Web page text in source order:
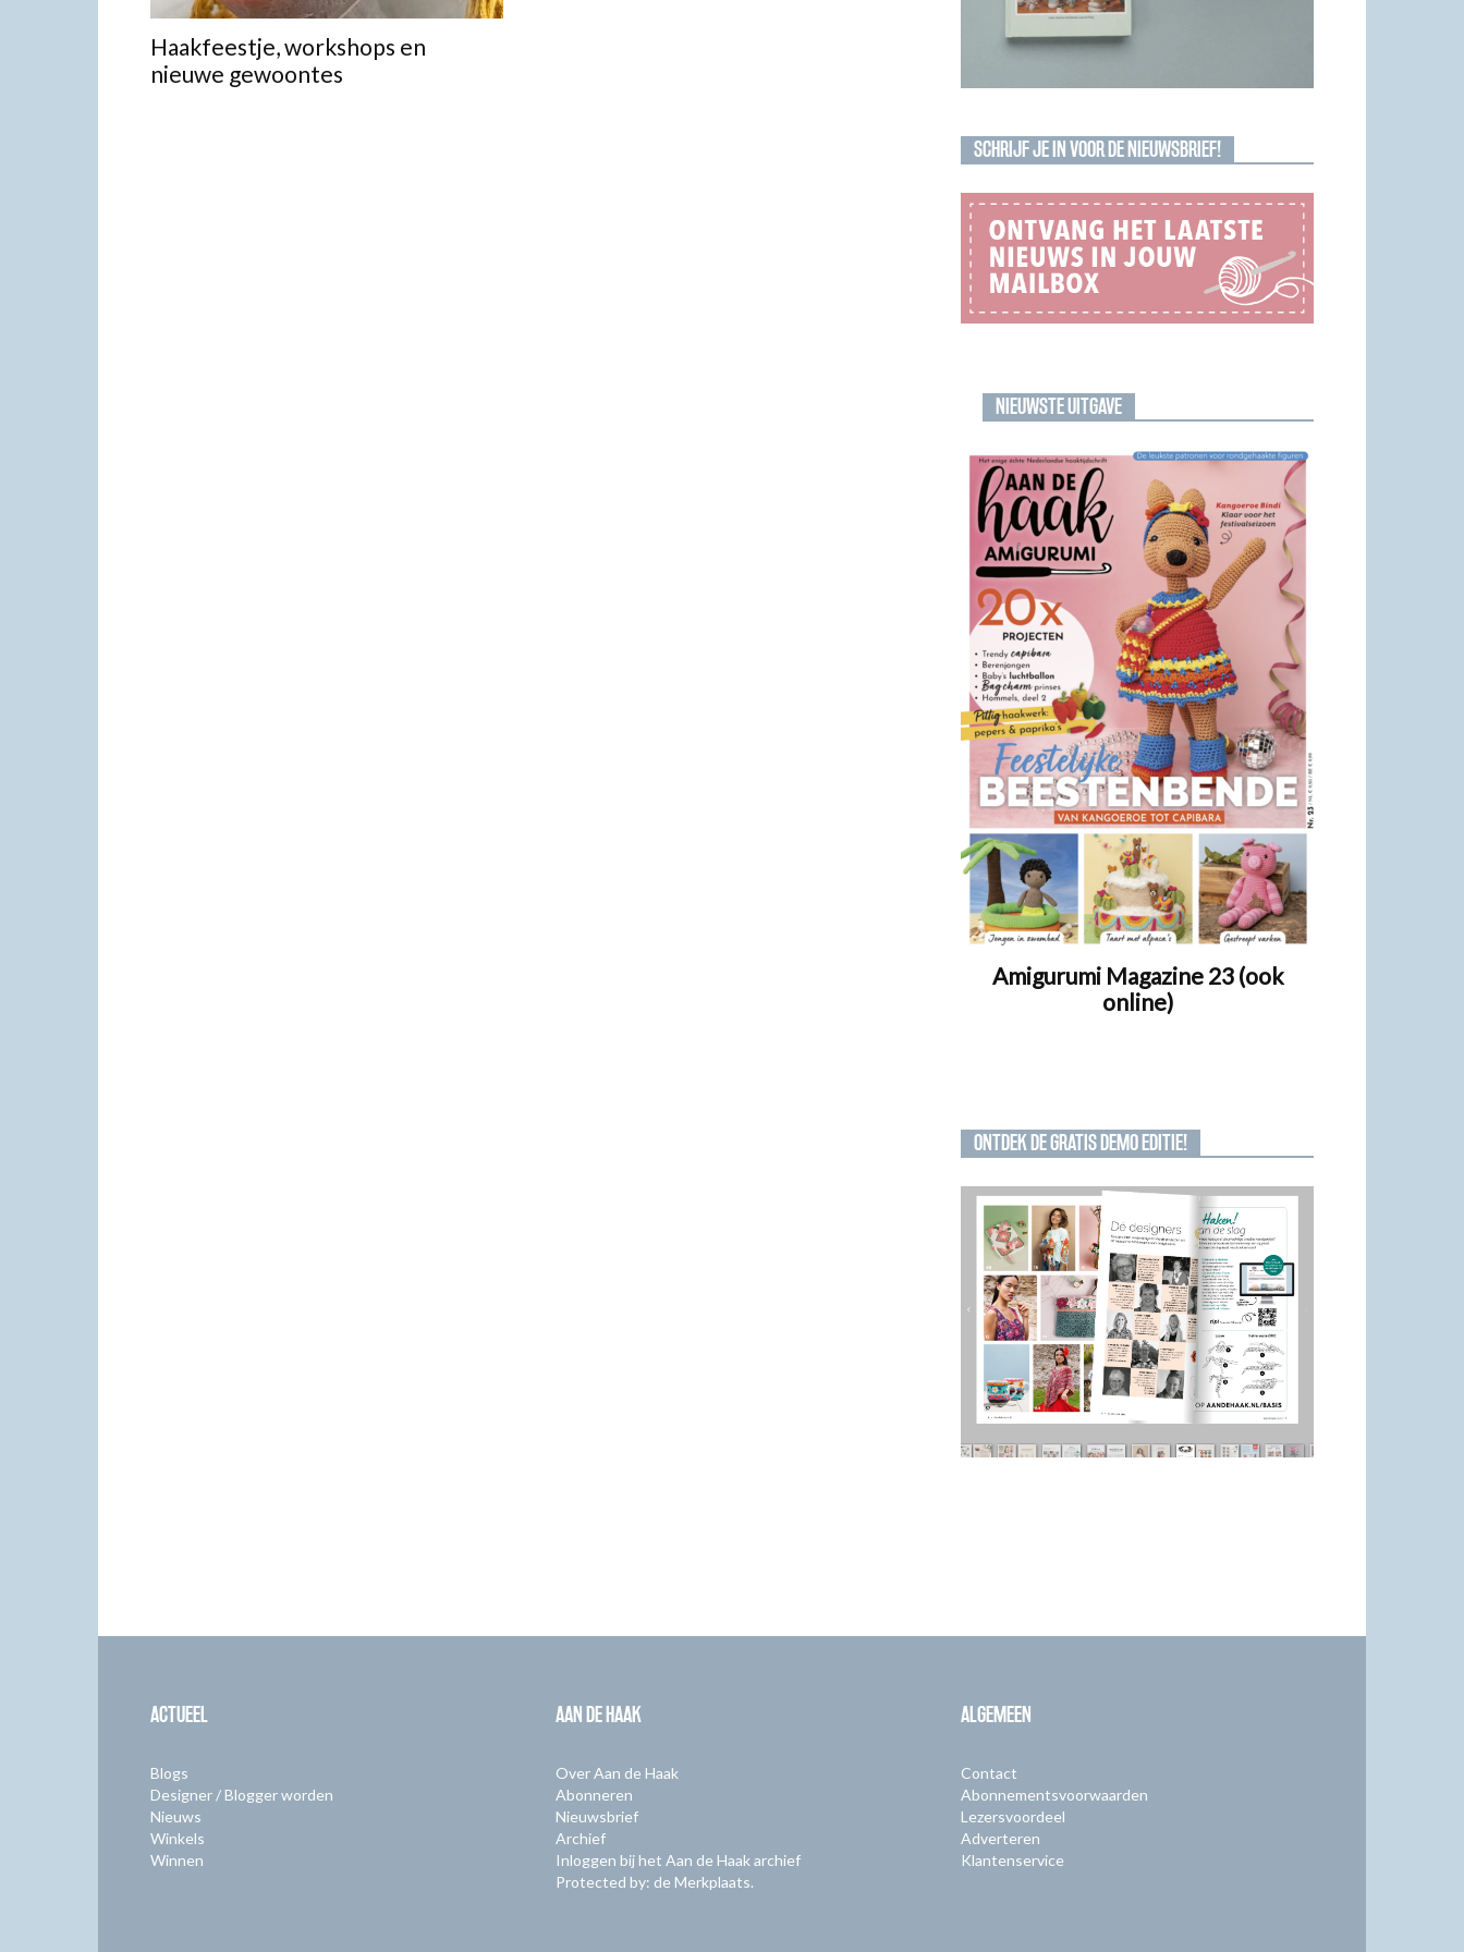
Haakfeestje, workshops en
nieuwe gewoontes
SCHRIJF JE IN VOOR DE NIEUWSBRIEF!
NIEUWSTE UITGAVE
Amigurumi Magazine 23 (ook
online)
ONTDEK DE GRATIS DEMO EDITIE!
ACTUEEL
Blogs
Designer / Blogger worden
Nieuws
Winkels
Winnen
AAN DE HAAK
Over Aan de Haak
Abonneren
Nieuwsbrief
Archief
Inloggen bij het Aan de Haak archief
Protected by: de Merkplaats.
ALGEMEEN
Contact
Abonnementsvoorwaarden
Lezersvoordeel
Adverteren
Klantenservice